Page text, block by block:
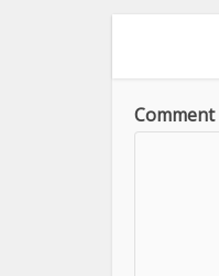
Comment